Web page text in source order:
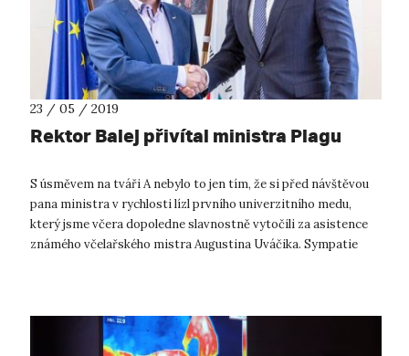
23 / 05 / 2019
Rektor Balej přivítal ministra Plagu
S úsměvem na tváři A nebylo to jen tím, že si před návštěvou
pana ministra v rychlosti lízl prvního univerzitního medu,
který jsme včera dopoledne slavnostně vytočili za asistence
známého včelařského mistra Augustina Uváčika. Sympatie